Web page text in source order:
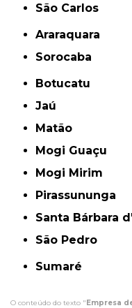
São Carlos
Araraquara
Sorocaba
Botucatu
Jaú
Matão
Mogi Guaçu
Mogi Mirim
Pirassununga
Santa Bárbara
São Pedro
Sumaré
O conteúdo do texto "Empresa